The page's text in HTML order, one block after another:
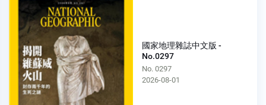
國家地理雜誌中文版 -
No.0297
No. 0297
2026-08-01